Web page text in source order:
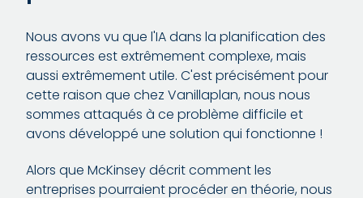
Nous avons vu que l'IA dans la planification des
ressources est extrêmement complexe, mais
aussi extrêmement utile. C'est précisément pour
cette raison que chez Vanillaplan, nous nous
sommes attaqués à ce problème difficile et
avons développé une solution qui fonctionne !
Alors que McKinsey décrit comment les
entreprises pourraient procéder en théorie, nous